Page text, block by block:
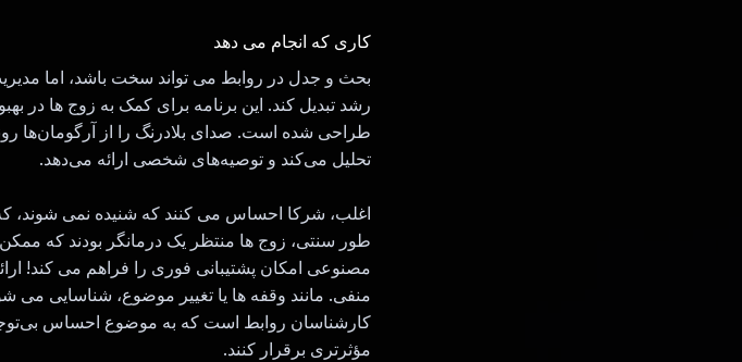
کاری که انجام می دهد
بحث و جدل در روابط می تواند سخت باشد، اما
طراحی شده است. صدای بلادرنگ را از آرگومان‌ها
تحلیل می‌کند و توصیه‌های شخصی ارائه می‌دهد.
اغلب، شرکا احساس می کنند که شنیده نمی شوند،
طور سنتی، زوج ها منتظر یک درمانگر بودند که
مصنوعی امکان پشتیبانی فوری را فراهم می کند!
منفی. مانند وقفه ها یا تغییر موضوع، شناسایی می
کارشناسان روابط است که به موضوع احساس
مؤثرتری برقرار کنند.